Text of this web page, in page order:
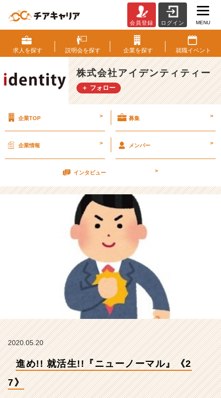
め!!
就
活
生!!
『ニ
ュ
マ
7》
【株
会
社
ア
イ
テ
ィ
テ
ィ
タ
イ
ン】
会員登録 ログイン MENU
求人を探す 説明会を探す 企業を探す 就職イベント
株式会社アイデンティティー
＋ フォロー
企業TOP > 募集 >
企業情報 > メンバー >
インタビュー >
2020.05.20
進め!! 就活生!!『ニューノーマル』《2
7》